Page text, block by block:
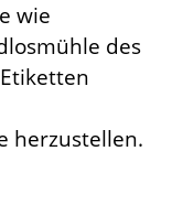
wie
des
herzustellen.